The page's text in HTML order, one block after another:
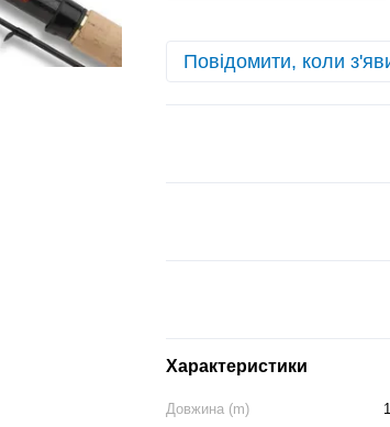
Повідомити, коли
Характеристики
Довжина (m)